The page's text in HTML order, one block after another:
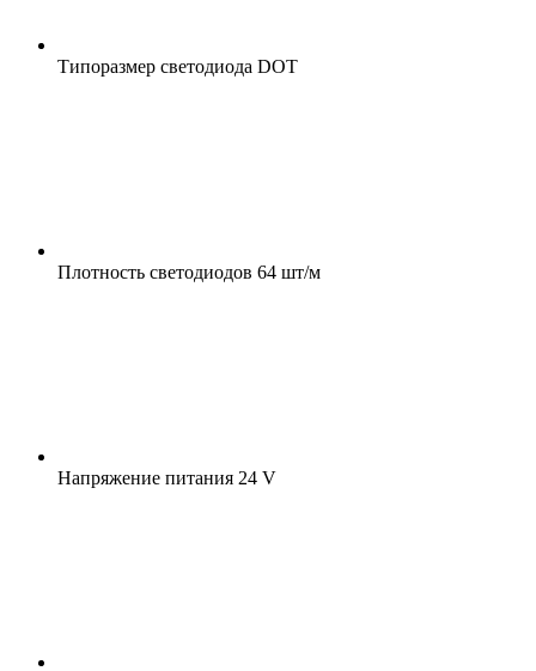
Типоразмер светодиода DOT
Плотность светодиодов 64 шт/м
Напряжение питания 24 V